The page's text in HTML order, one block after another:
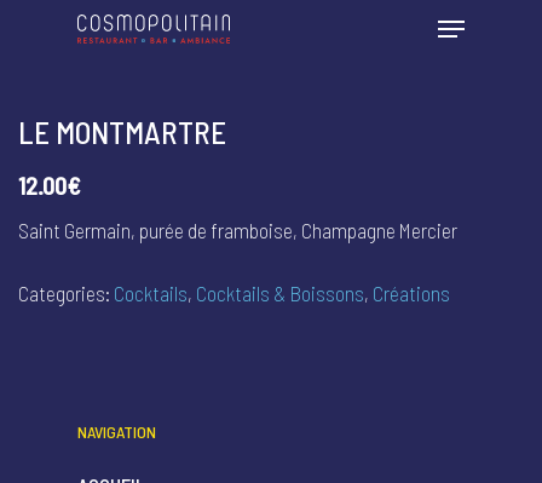
LE MONTMARTRE
12.00€
Saint Germain, purée de framboise, Champagne Mercier
Categories: Cocktails, Cocktails & Boissons, Créations
NAVIGATION